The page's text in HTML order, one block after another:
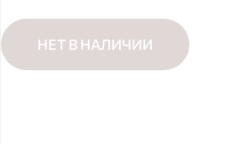
НЕТ В НАЛИЧИИ